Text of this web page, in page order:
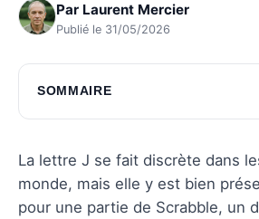
Par Laurent Mercier
Publié le 31/05/2026
SOMMAIRE
Plats traditionnels contenant J
Fruits et légumes avec J
Boissons et desserts avec J
La lettre J se fait discrète dans
monde, mais elle y est bien
pour une partie de Scrabble, un